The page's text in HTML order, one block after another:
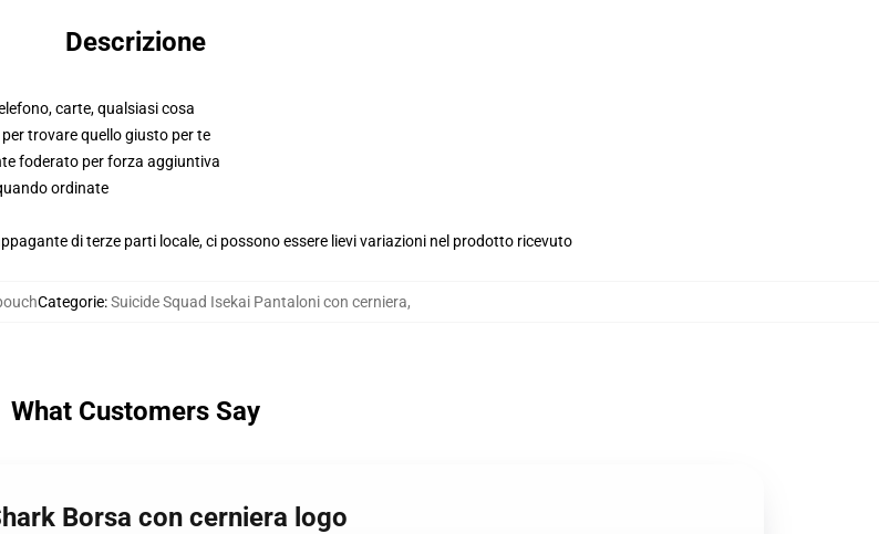
Descrizione
carte, qualsiasi cosa
trovare quello giusto per te
foderato per forza aggiuntiva
ordinate
di terze parti locale, ci possono essere lievi variazioni nel prodotto ricevuto
Categorie:Suicide Squad Isekai Pantaloni con cerniera,
What Customers Say
Borsa con cerniera logo